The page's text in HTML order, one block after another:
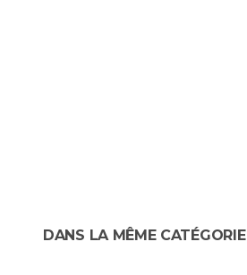
DANS LA MÊME CATÉGORIE